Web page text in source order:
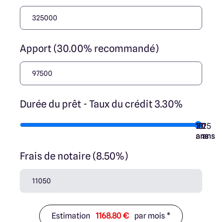
Apport (30.00% recommandé)
Durée du prêt - Taux du crédit 3.30%
7
ans
10
ans
15
ans
20
ans
25
ans
Frais de notaire (8.50%)
Estimation 1168.80 € par mois *